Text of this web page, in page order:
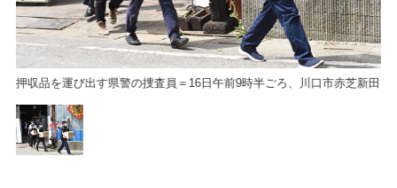
押収品を運び出す県警の捜査員＝16日午前9時半ごろ、川口市赤芝新田